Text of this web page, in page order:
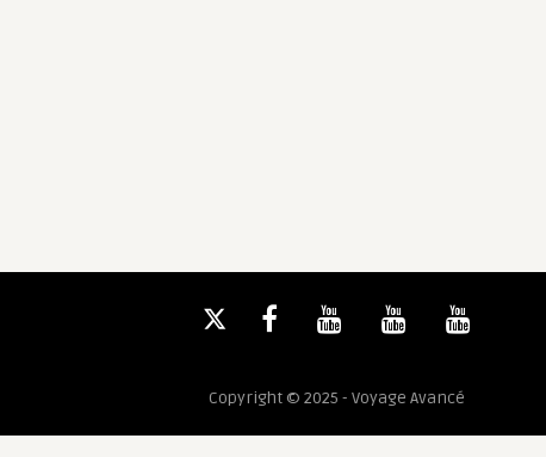
Copyright © 2025 - Voyage Avancé